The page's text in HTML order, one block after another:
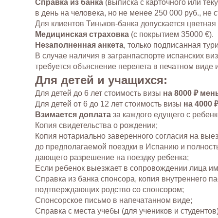
Справка из банка (выписка с карточного или
в день на человека, но не менее 250 000 руб., не
Для клиентов Тиньков-банка допускается
Медицинская страховка (с покрытием 35000 €).
Незаполненная анкета, только подписанная
В случае наличия в загранпаспорте испанских
требуется объяснение перелета в печатном
Для детей и учащихся:
Для детей до 6 лет стоимость визы на 8000 ₽
Для детей от 6 до 12 лет стоимость визы на 4000
Взимается доплата за каждого едущего с
Копия свидетельства о рождении;
Копия нотариально заверенного согласия на
до предполагаемой поездки в Испанию и
дающего разрешение на поездку ребенка;
Если ребенок выезжает в сопровождении лица
Справка из банка спонсора, копия внутреннего
подтверждающих родство со спонсором;
Спонсорское письмо в напечатанном виде;
Справка с места учебы (для учеников и